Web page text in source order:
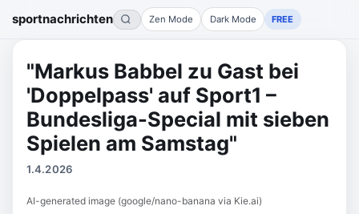
sportnachrichten Zen Mode Dark Mode FREE
"Markus Babbel zu Gast bei
'Doppelpass' auf Sport1 –
Bundesliga-Special mit sieben
Spielen am Samstag"
1.4.2026
AI-generated image (google/nano-banana via Kie.ai)